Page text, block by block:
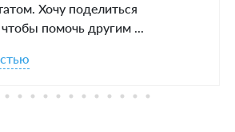
Хочу поделиться
помочь другим ...